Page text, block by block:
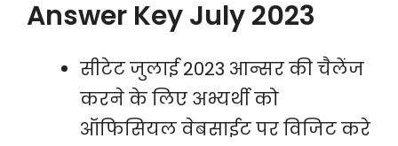
Answer Key July 2023
सीटेट जुलाई 2023 आन्सर की चैलेंज
करने के लिए अभ्यर्थी को
ऑफिसियल वेबसाईट पर विजिट करे